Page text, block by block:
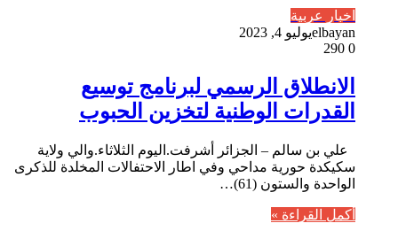
اخبار عربية
elbayanيوليو 4, 2023
0
الانطلاق الرسمي لبرنامج توسيع
القدرات الوطنية لتخزين الحبوب
علي بن سالم – الجزائر أشرفت.اليوم الثلاثاء.والي ولاية
سكيكدة حورية مداحي وفي اطار الاحتفالات المخلدة للذكرى
الواحدة والستون (61)…
أكمل القراءة »